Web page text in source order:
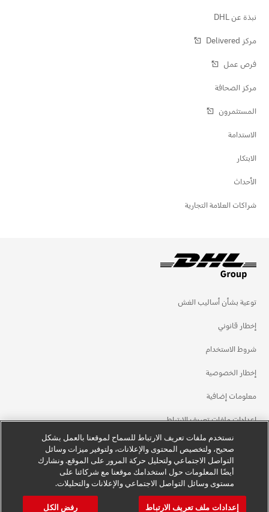
نبذة عن DHL
مركز Delivered‎
فرص عمل
مركز الصحافة
المستثمرون
الاستدامة
الابتكار
الأحداث
شراكات العلامة التجارية
توعية بشأن أساليب الغش
إخطار قانوني
شروط الاستخدام
إخطار الخصوصية
معلومات إضافية
إعدادات ملفات تعريف الارتباط
نستخدم ملفات تعريف الارتباط للسماح لموقعنا بالعمل بشكل
صحيح، ولتخصيص المحتوى والإعلانات، ولتوفير ميزات وسائل
التواصل الاجتماعي ولتحليل حركة المرور على الموقع. ونشارك
أيضًا المعلومات حول استخدامك موقعنا مع شركائنا على
مستوى وسائل التواصل الاجتماعي والإعلانات والتحليلات.
إعدادات ملف تعريف الارتباط رفض الكل